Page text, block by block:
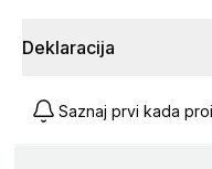
Deklaracija
Saznaj prvi kada